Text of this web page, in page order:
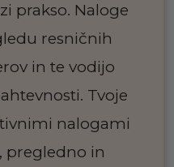
prakso. Naloge
resničnih
in te vodijo
Tvoje
nalogami
pregledno in